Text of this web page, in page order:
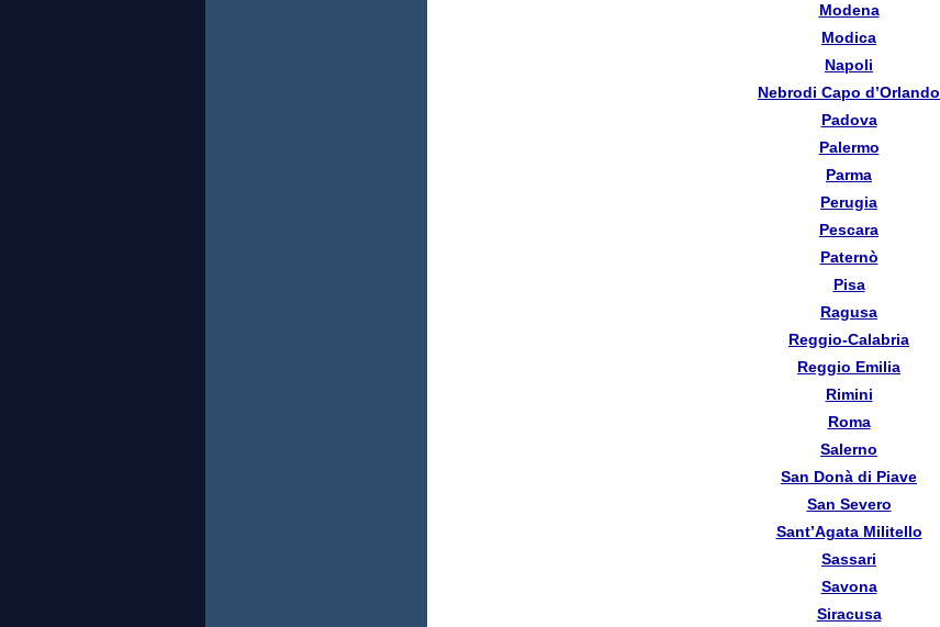
Modena
Modica
Napoli
Nebrodi Capo d’Orlando
Padova
Palermo
Parma
Perugia
Pescara
Paternò
Pisa
Ragusa
Reggio-Calabria
Reggio Emilia
Rimini
Roma
Salerno
San Donà di Piave
San Severo
Sant’Agata Militello
Sassari
Savona
Siracusa